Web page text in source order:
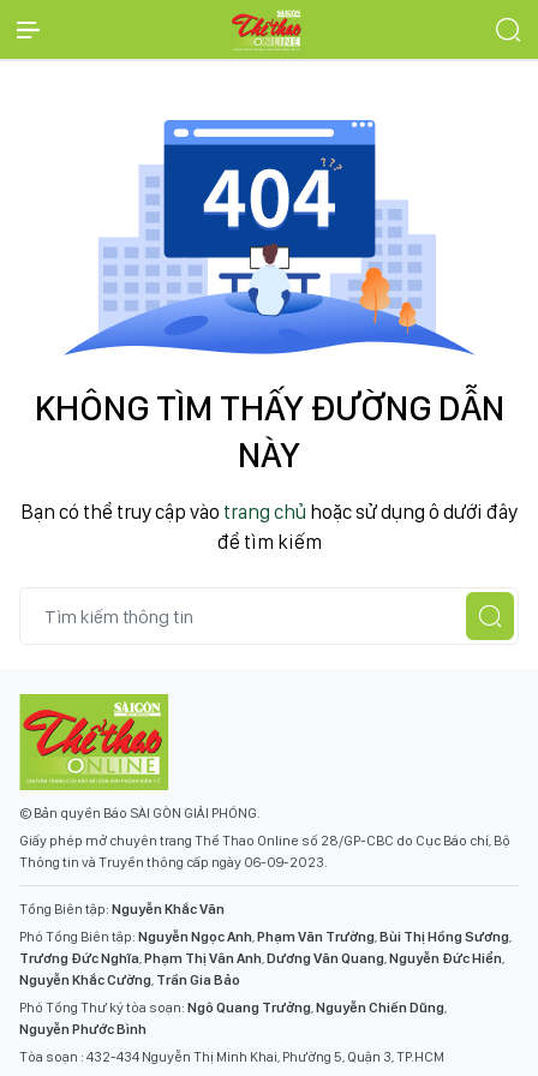
KHÔNG TÌM THẤY ĐƯỜNG DẪN
NÀY
Bạn có thể truy cập vào trang chủ hoặc sử dụng ô dưới đây
để tìm kiếm
© Bản quyền Báo SÀI GÒN GIẢI PHÓNG.
Giấy phép mở chuyên trang Thể Thao Online số 28/GP-CBC do Cục Báo chí, Bộ
Thông tin và Truyền thông cấp ngày 06-09-2023.
Tổng Biên tập: Nguyễn Khắc Văn
Phó Tổng Biên tập: Nguyễn Ngọc Anh,Phạm Văn Trường,Bùi Thị Hồng Sương,
Trương Đức Nghĩa,Phạm Thị Vân Anh,Dương Văn Quang,Nguyễn Đức Hiển,
Nguyễn Khắc Cường, Trần Gia Bảo
Phó Tổng Thư ký tòa soạn: Ngô Quang Trưởng,Nguyễn Chiến Dũng,
Nguyễn Phước Bình
Tòa soạn : 432-434 Nguyễn Thị Minh Khai, Phường 5, Quận 3, TP.HCM